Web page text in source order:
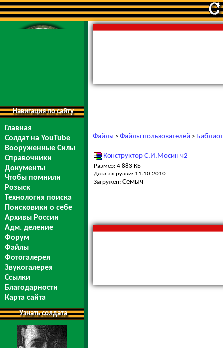
Навигация по сайту
Главная
Солдат на YouTube
Вооруженные Силы
Справочники
Документы
Чтобы помнили
Розыск
Технология поиска
Поисковики о себе
Архивы России
Адм. деление
Форум
Файлы
Фотогалерея
Звукогалерея
Ссылки
Благодарности
Карта сайта
Узнать солдата
Файлы > Файлы пользователей >
Конструктор С.И.Мосин ч2
Размер: 4 883 КБ
Дата загрузки: 11.10.2010
Загружен: Семыч